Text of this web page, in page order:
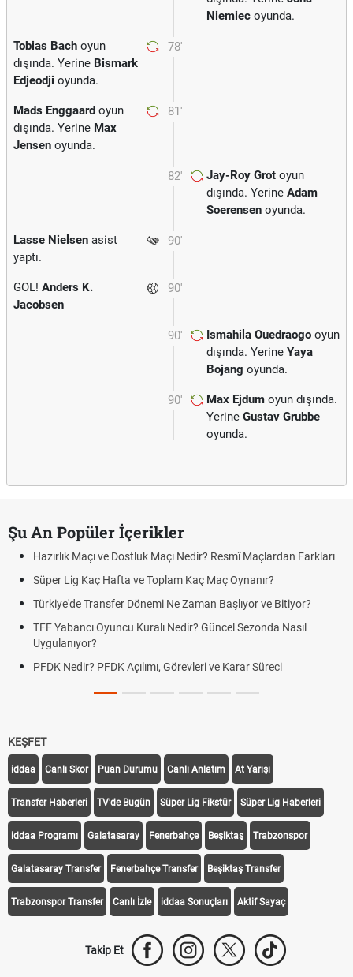
Niemiec oyunda.
78'
Tobias Bach oyun
dışında. Yerine Bismark
Edjeodji oyunda.
81'
Mads Enggaard oyun
dışında. Yerine Max
Jensen oyunda.
82' Jay-Roy Grot oyun
dışında. Yerine Adam
Soerensen oyunda.
90'
Lasse Nielsen asist
yaptı.
90'
GOL! Anders K.
Jacobsen
90' Ismahila Ouedraogo oyun
dışında. Yerine Yaya
Bojang oyunda.
90' Max Ejdum oyun dışında.
Yerine Gustav Grubbe
oyunda.
Şu An Popüler İçerikler
Hazırlık Maçı ve Dostluk Maçı Nedir? Resmî Maçlardan Farkları
Süper Lig Kaç Hafta ve Toplam Kaç Maç Oynanır?
Türkiye'de Transfer Dönemi Ne Zaman Başlıyor ve Bitiyor?
TFF Yabancı Oyuncu Kuralı Nedir? Güncel Sezonda Nasıl
Uygulanıyor?
PFDK Nedir? PFDK Açılımı, Görevleri ve Karar Süreci
KEŞFET
iddaa Canlı Skor Puan Durumu Canlı Anlatım At Yarışı
Transfer Haberleri TV'de Bugün Süper Lig Fikstür Süper Lig Haberleri
iddaa Programı Galatasaray Fenerbahçe Beşiktaş Trabzonspor
Galatasaray Transfer Fenerbahçe Transfer Beşiktaş Transfer
Trabzonspor Transfer Canlı İzle iddaa Sonuçları Aktif Sayaç
Takip Et